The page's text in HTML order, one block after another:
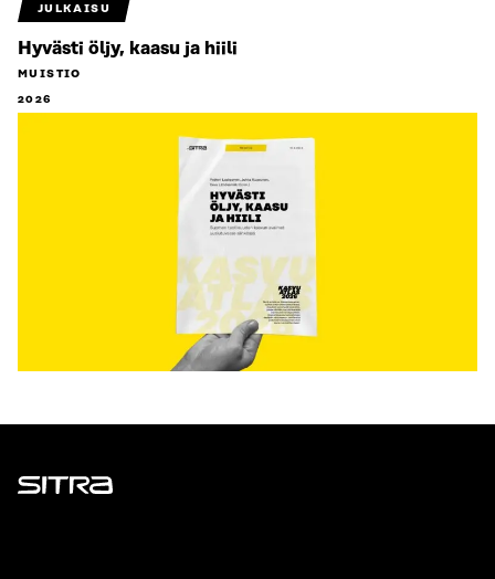
JULKAISU
Hyvästi öljy, kaasu ja hiili
MUISTIO
2026
Sitra